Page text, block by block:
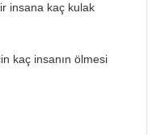
insana kaç kulak
kaç insanın ölmesi